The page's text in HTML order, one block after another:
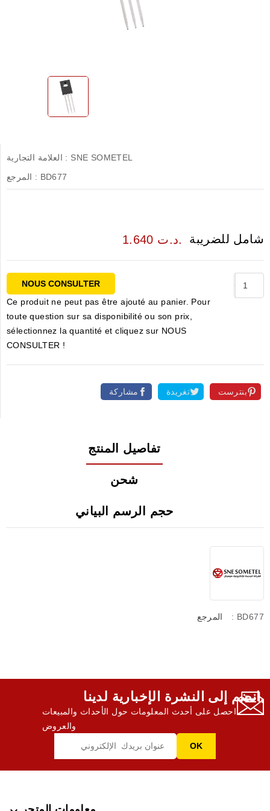
العلامة التجارية : SNE SOMETEL
المرجع : BD677
1.640 د.ت. شامل للضريبة
NOUS CONSULTER
Ce produit ne peut pas être ajouté au panier. Pour
toute question sur sa disponibilité ou son prix,
sélectionnez la quantité et cliquez sur NOUS
CONSULTER !
مشاركة تغريدة بنترست
تفاصيل المنتج
شحن
حجم الرسم البياني
المرجع : BD677
انضم إلى النشرة الإخبارية لدينا,
احصل على أحدث المعلومات حول الأحداث والمبيعات
والعروض